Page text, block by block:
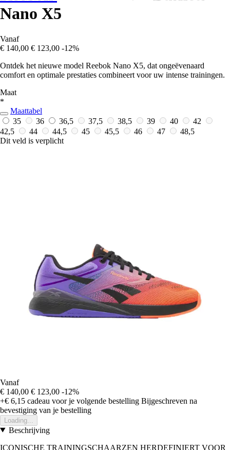
Nano X5
Vanaf
€ 140,00 € 123,00 -12%
Ontdek het nieuwe model Reebok Nano X5, dat ongeëvenaard
comfort en optimale prestaties combineert voor uw intense trainingen.
Maat
*
Maattabel
35
36 36,5 37,5 38,5 39 40
42
42,5
44 44,5 45 45,5 46 47
48,5
Dit veld is verplicht
Vanaf
€ 140,00 € 123,00 -12%
+€ 6,15 cadeau voor je volgende bestelling Bijgeschreven na
bevestiging van je bestelling
Loading...
Beschrijving
ICONISCHE TRAININGSCHAARZEN HERDEFINIERT VOOR